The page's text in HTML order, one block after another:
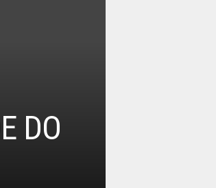
DO